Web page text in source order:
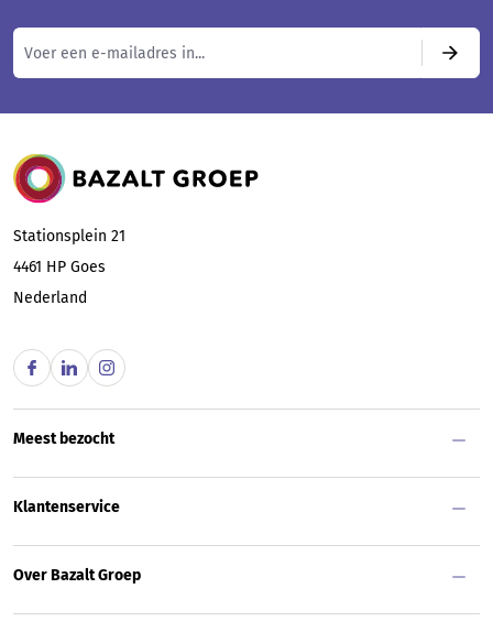
Bazalt Groep
Stationsplein 21
4461 HP Goes
Nederland
Meest bezocht
Klantenservice
Over Bazalt Groep